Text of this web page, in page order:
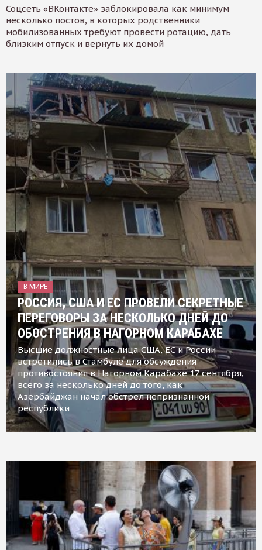
Соцсеть «ВКонтакте» заблокировала как минимум
несколько постов, в которых родственники
мобилизованных требуют провести ротацию, дать
близким отпуск и вернуть их домой
В МИРЕ
РОССИЯ, США И ЕС ПРОВЕЛИ СЕКРЕТНЫЕ
ПЕРЕГОВОРЫ ЗА НЕСКОЛЬКО ДНЕЙ ДО
ОБОСТРЕНИЯ В НАГОРНОМ КАРАБАХЕ
Высшие должностные лица США, ЕС и России
встретились в Стамбуле для обсуждения
противостояния в Нагорном Карабахе 17 сентября,
всего за несколько дней до того, как
Азербайджан начал обстрел непризнанной
республики